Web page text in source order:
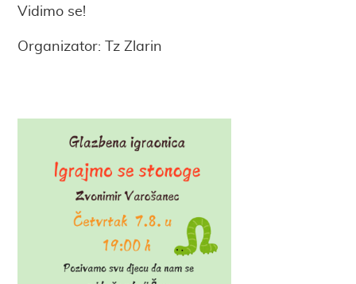
Vidimo se!
Organizator: Tz Zlarin